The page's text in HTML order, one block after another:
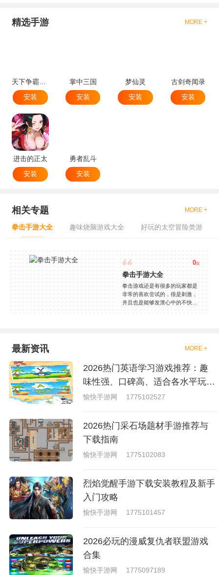
精选手游 MORE +
天下争霸三国志
安装
掌中三国
安装
梦仙灵
安装
古剑奇闻录
安装
进击的正太
安装
勇者乱斗
安装
相关专题 MORE +
拳击手游大全 趣味烧脑游戏大全 好玩的太空冒险类游
0款
拳击手游大全
拳击游戏还是有很多的玩家都是
非常的喜欢尝试的，很是刺激，
并且也是能够发泄心中的不快
够去进行体验的，我们也是能够
就是收集了一些有意思的拳击游
戏，相信你们一定会喜欢的。
最新资讯 MORE +
2026热门英语学习游戏推荐：趣
味性强、口碑高、适合各水平玩家
的英语游戏合集
愉快手游网 1775102527
2026热门采石场题材手游推荐与
下载指南
愉快手游网 1775102083
烈焰觉醒手游下载安装教程及新手
入门攻略
愉快手游网 1775101457
2026必玩的漫威复仇者联盟游戏
合集
愉快手游网 1775097189